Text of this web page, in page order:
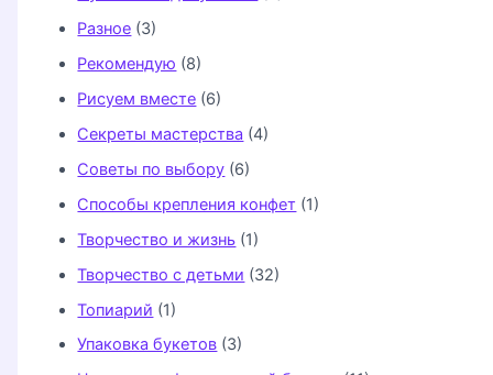
Разное (3)
Рекомендую (8)
Рисуем вместе (6)
Секреты мастерства (4)
Советы по выбору (6)
Способы крепления конфет (1)
Творчество и жизнь (1)
Творчество с детьми (32)
Топиарий (1)
Упаковка букетов (3)